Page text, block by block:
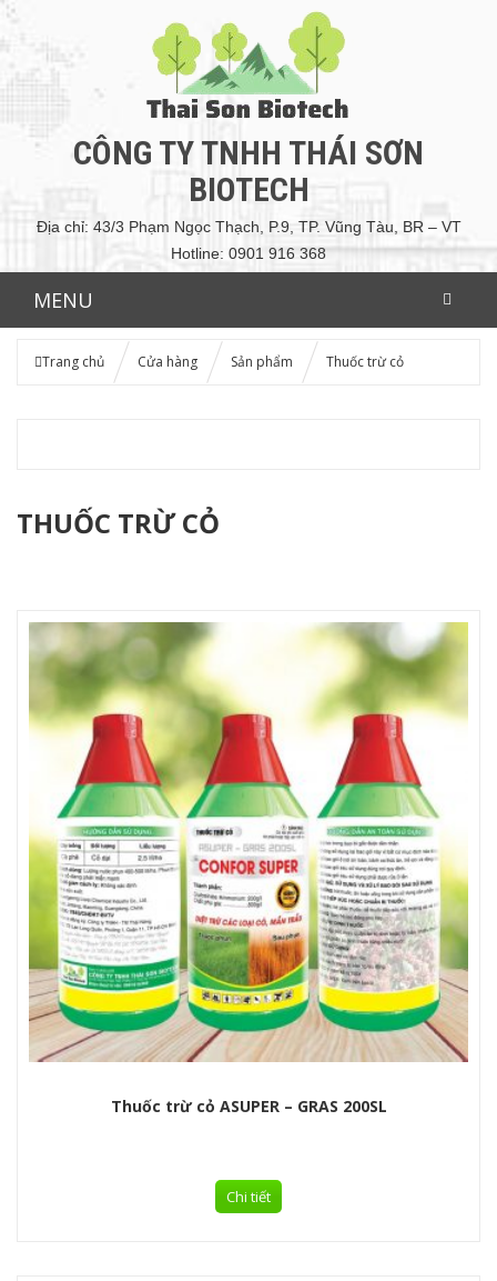
CÔNG TY TNHH THÁI SƠN
BIOTECH
Địa chỉ: 43/3 Phạm Ngọc Thạch, P.9, TP. Vũng Tàu, BR – VT
Hotline: 0901 916 368
MENU
Trang chủ Cửa hàng Sản phẩm Thuốc trừ cỏ
THUỐC TRỪ CỎ
Thuốc trừ cỏ ASUPER – GRAS 200SL
Chi tiết